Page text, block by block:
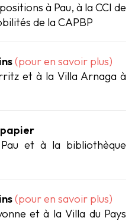
à Pau, à la CCI de
de la CAPBP
(pour en savoir plus)
et à la Villa Arnaga à
et à la bibliothèque
(pour en savoir plus)
et à la Villa du Pays